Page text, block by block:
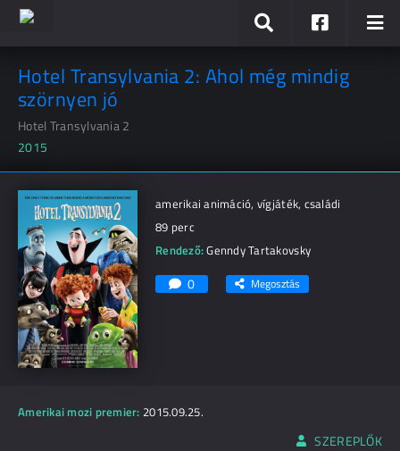
Hotel Transylvania 2: Ahol még mindig
szörnyen jó
Hotel Transylvania 2
2015
amerikai animáció, vígjáték, családi
89 perc
Rendező:Genndy Tartakovsky
0 Megosztás
Amerikai mozi premier: 2015.09.25.
SZEREPLŐK